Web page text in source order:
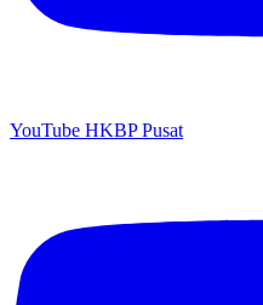
YouTube HKBP Pusat